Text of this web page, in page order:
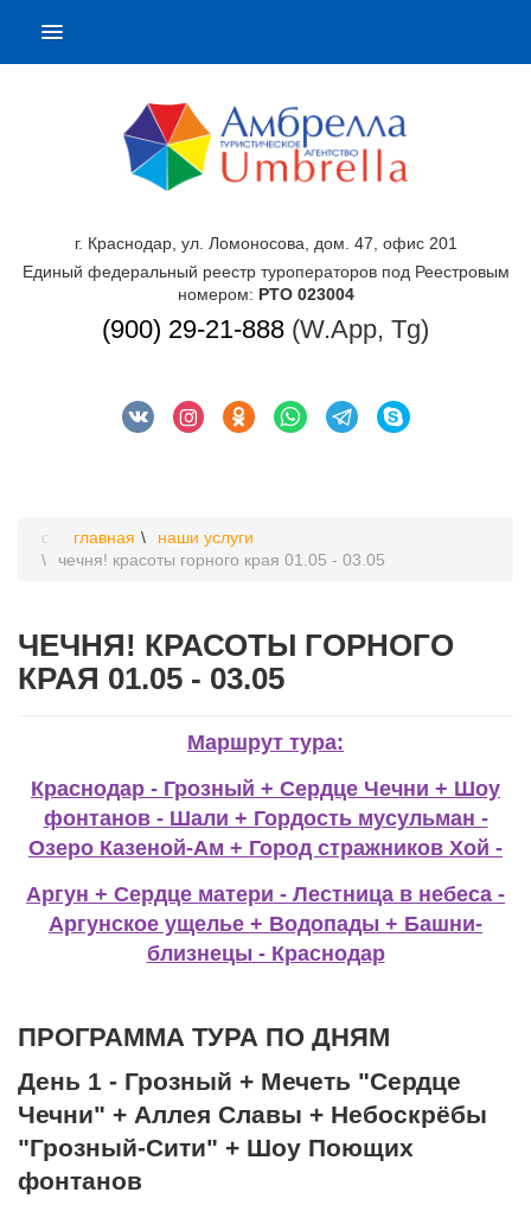
г. Краснодар, ул. Ломоносова, дом. 47, офис 201
Единый федеральный реестр туроператоров под Реестровым
номером: РТО 023004
(900) 29-21-888 (W.App, Tg)
главная
наши услуги
чечня! красоты горного края 01.05 - 03.05
ЧЕЧНЯ! КРАСОТЫ ГОРНОГО
КРАЯ 01.05 - 03.05
Маршрут тура:
Краснодар - Грозный + Сердце Чечни + Шоу
фонтанов - Шали + Гордость мусульман -
Озеро Казеной-Ам + Город стражников Хой -
Аргун + Сердце матери - Лестница в небеса -
Аргунское ущелье + Водопады + Башни-
близнецы - Краснодар
ПРОГРАММА ТУРА ПО ДНЯМ
День 1 - Грозный + Мечеть "Сердце
Чечни" + Аллея Славы + Небоскрёбы
"Грозный-Сити" + Шоу Поющих
фонтанов